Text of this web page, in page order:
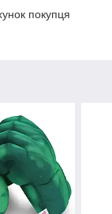
покупця